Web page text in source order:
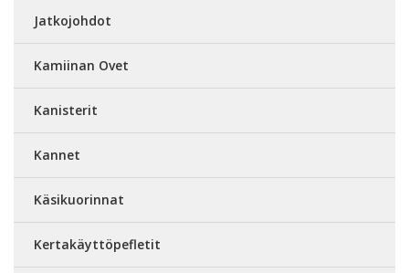
Jatkojohdot
Kamiinan Ovet
Kanisterit
Kannet
Käsikuorinnat
Kertakäyttöpefletit